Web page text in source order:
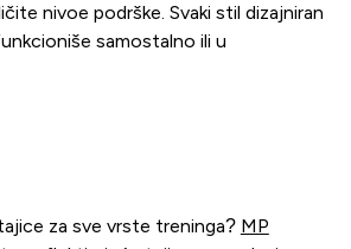
nivoe podrške. Svaki stil dizajniran
samostalno ili u
za sve vrste treninga? MP